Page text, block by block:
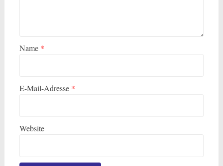
Name *
E-Mail-Adresse *
Website